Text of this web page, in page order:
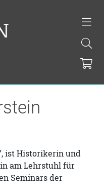
ist Historikerin und
am Lehrstuhl für
Seminars der